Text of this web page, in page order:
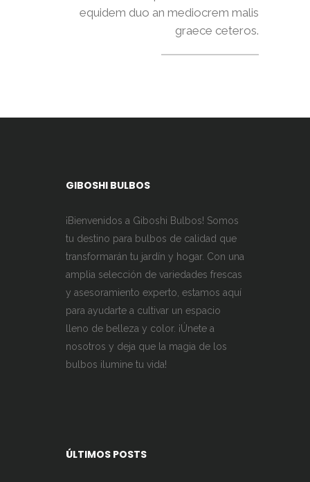
equidem duo an mediocrem malis
graece ceteros.
GIBOSHI BULBOS
¡Bienvenidos a Giboshi Bulbos! Somos
tu destino para bulbos de calidad que
transformarán tu jardín y hogar. Con una
amplia selección de variedades frescas
y asesoramiento experto, estamos aquí
para ayudarte a cultivar un espacio
lleno de belleza y color. ¡Únete a
nosotros y deja que la magia de los
bulbos ilumine tu vida!
ÚLTIMOS POSTS